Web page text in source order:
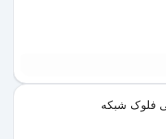
فلوک شبکه